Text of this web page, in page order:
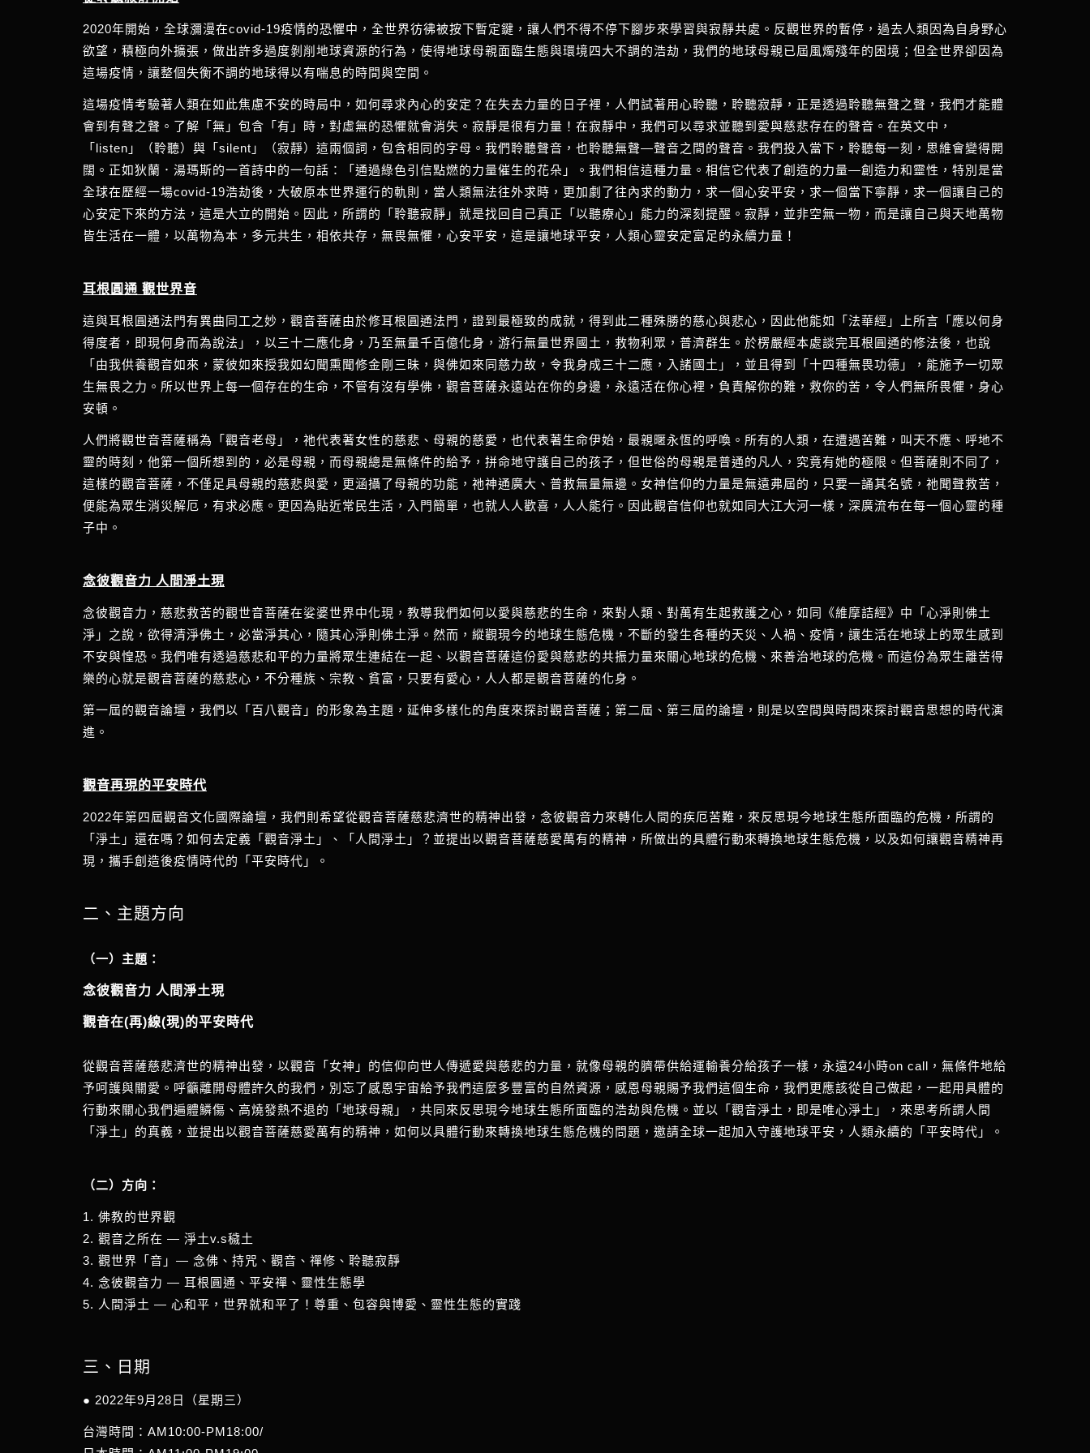
2020年開始，全球瀰漫在covid-19疫情的恐懼中，全世界彷彿被按下暫定鍵，讓人們不得不停下腳步來學習與寂靜共處。反觀世界的暫停，過去人類因為自身野心
欲望，積極向外擴張，做出許多過度剝削地球資源的行為，使得地球母親面臨生態與環境四大不調的浩劫，我們的地球母親已屆風燭殘年的困境；但全世界卻因為
這場疫情，讓整個失衡不調的地球得以有喘息的時間與空間。
這場疫情考驗著人類在如此焦慮不安的時局中，如何尋求內心的安定？在失去力量的日子裡，人們試著用心聆聽，聆聽寂靜，正是透過聆聽無聲之聲，我們才能體
會到有聲之聲。了解「無」包含「有」時，對虛無的恐懼就會消失。寂靜是很有力量！在寂靜中，我們可以尋求並聽到愛與慈悲存在的聲音。在英文中，
「listen」（聆聽）與「silent」（寂靜）這兩個詞，包含相同的字母。我們聆聽聲音，也聆聽無聲—聲音之間的聲音。我們投入當下，聆聽每一刻，思維會變得開
闊。正如狄蘭．湯瑪斯的一首詩中的一句話：「通過綠色引信點燃的力量催生的花朵」。我們相信這種力量。相信它代表了創造的力量—創造力和靈性，特別是當
全球在歷經一場covid-19浩劫後，大破原本世界運行的軌則，當人類無法往外求時，更加劇了往內求的動力，求一個心安平安，求一個當下寧靜，求一個讓自己的
心安定下來的方法，這是大立的開始。因此，所謂的「聆聽寂靜」就是找回自己真正「以聽療心」能力的深刻提醒。寂靜，並非空無一物，而是讓自己與天地萬物
皆生活在一體，以萬物為本，多元共生，相依共存，無畏無懼，心安平安，這是讓地球平安，人類心靈安定富足的永續力量！
耳根圓通 觀世界音
這與耳根圓通法門有異曲同工之妙，觀音菩薩由於修耳根圓通法門，證到最極致的成就，得到此二種殊勝的慈心與悲心，因此他能如「法華經」上所言「應以何身
得度者，即現何身而為說法」，以三十二應化身，乃至無量千百億化身，游行無量世界國土，救物利眾，普濟群生。於楞嚴經本處談完耳根圓通的修法後，也說
「由我供養觀音如來，蒙彼如來授我如幻聞熏聞修金剛三昧，與佛如來同慈力故，令我身成三十二應，入諸國土」，並且得到「十四種無畏功德」，能施予一切眾
生無畏之力。所以世界上每一個存在的生命，不管有沒有學佛，觀音菩薩永遠站在你的身邊，永遠活在你心裡，負責解你的難，救你的苦，令人們無所畏懼，身心
安頓。
人們將觀世音菩薩稱為「觀音老母」，祂代表著女性的慈悲、母親的慈愛，也代表著生命伊始，最親暱永恆的呼喚。所有的人類，在遭遇苦難，叫天不應、呼地不
靈的時刻，他第一個所想到的，必是母親，而母親總是無條件的給予，拼命地守護自己的孩子，但世俗的母親是普通的凡人，究竟有她的極限。但菩薩則不同了，
這樣的觀音菩薩，不僅足具母親的慈悲與愛，更涵攝了母親的功能，祂神通廣大、普救無量無邊。女神信仰的力量是無遠弗屆的，只要一誦其名號，祂聞聲救苦，
便能為眾生消災解厄，有求必應。更因為貼近常民生活，入門簡單，也就人人歡喜，人人能行。因此觀音信仰也就如同大江大河一樣，深廣流布在每一個心靈的種
子中。
念彼觀音力 人間淨土現
念彼觀音力，慈悲救苦的觀世音菩薩在娑婆世界中化現，教導我們如何以愛與慈悲的生命，來對人類、對萬有生起救護之心，如同《維摩詰經》中「心淨則佛土
淨」之說，欲得清淨佛土，必當淨其心，隨其心淨則佛土淨。然而，縱觀現今的地球生態危機，不斷的發生各種的天災、人禍、疫情，讓生活在地球上的眾生感到
不安與惶恐。我們唯有透過慈悲和平的力量將眾生連結在一起、以觀音菩薩這份愛與慈悲的共振力量來關心地球的危機、來善治地球的危機。而這份為眾生離苦得
樂的心就是觀音菩薩的慈悲心，不分種族、宗教、貧富，只要有愛心，人人都是觀音菩薩的化身。
第一屆的觀音論壇，我們以「百八觀音」的形象為主題，延伸多樣化的角度來探討觀音菩薩；第二屆、第三屆的論壇，則是以空間與時間來探討觀音思想的時代演
進。
觀音再現的平安時代
2022年第四屆觀音文化國際論壇，我們則希望從觀音菩薩慈悲濟世的精神出發，念彼觀音力來轉化人間的疾厄苦難，來反思現今地球生態所面臨的危機，所謂的
「淨土」還在嗎？如何去定義「觀音淨土」、「人間淨土」？並提出以觀音菩薩慈愛萬有的精神，所做出的具體行動來轉換地球生態危機，以及如何讓觀音精神再
現，攜手創造後疫情時代的「平安時代」。
二、主題方向
（一）主題：
念彼觀音力 人間淨土現
觀音在(再)線(現)的平安時代
從觀音菩薩慈悲濟世的精神出發，以觀音「女神」的信仰向世人傳遞愛與慈悲的力量，就像母親的臍帶供給運輸養分給孩子一樣，永遠24小時on call，無條件地給
予呵護與關愛。呼籲離開母體許久的我們，別忘了感恩宇宙給予我們這麼多豐富的自然資源，感恩母親賜予我們這個生命，我們更應該從自己做起，一起用具體的
行動來關心我們遍體鱗傷、高燒發熱不退的「地球母親」，共同來反思現今地球生態所面臨的浩劫與危機。並以「觀音淨土，即是唯心淨土」，來思考所謂人間
「淨土」的真義，並提出以觀音菩薩慈愛萬有的精神，如何以具體行動來轉換地球生態危機的問題，邀請全球一起加入守護地球平安，人類永續的「平安時代」。
（二）方向：
1. 佛教的世界觀
2. 觀音之所在 — 淨土v.s穢土
3. 觀世界「音」— 念佛、持咒、觀音、禪修、聆聽寂靜
4. 念彼觀音力 — 耳根圓通、平安禪、靈性生態學
5. 人間淨土 — 心和平，世界就和平了！尊重、包容與博愛、靈性生態的實踐
三、日期
● 2022年9月28日（星期三）
台灣時間：AM10:00-PM18:00/